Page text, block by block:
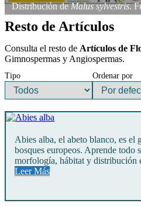
Distribución deMalus sylvestris.
Resto de Artículos
Consulta el resto de Artículos de
Gimnospermas y Angiospermas.
Tipo Ordenar por
Abies alba, el abeto blanco, es el
bosques europeos. Aprende todo
morfología, hábitat y distribución
Leer Más